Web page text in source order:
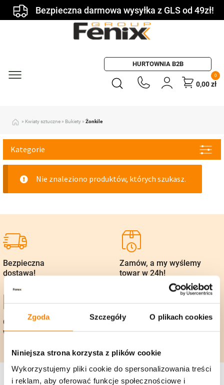
Zgoda Szczegóły O plikach cookies
Niniejsza strona korzysta z plików cookie
Wykorzystujemy pliki cookie do spersonalizowania treści
i reklam, aby oferować funkcje społecznościowe i
Bezpieczna darmowa wysyłka z GLS od 49zł!
HURTOWNIA B2B
0
0,00zł
» Kwiaty sztuczne » Bukiety » Żonkile
Nie znaleziono produktów, których szukasz.
Kategorie
Bezpieczna
dostawa!
Zamów, a my wyślemy
towar w 24h!
Gwarancja zwrotu
w 14 dni
Polska firma, 25 lat